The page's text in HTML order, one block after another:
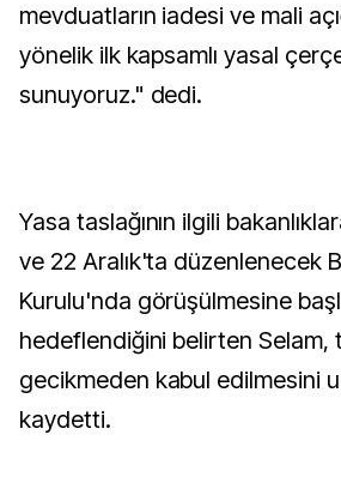
mevduatların iadesi ve mali
yönelik ilk kapsamlı yasal
sunuyoruz." dedi.
Yasa taslağının ilgili
ve 22 Aralık'ta düzenlenecek
Kurulu'nda görüşülmesine
hedeflendiğini belirten Selam,
gecikmeden kabul edilmesini
kaydetti.